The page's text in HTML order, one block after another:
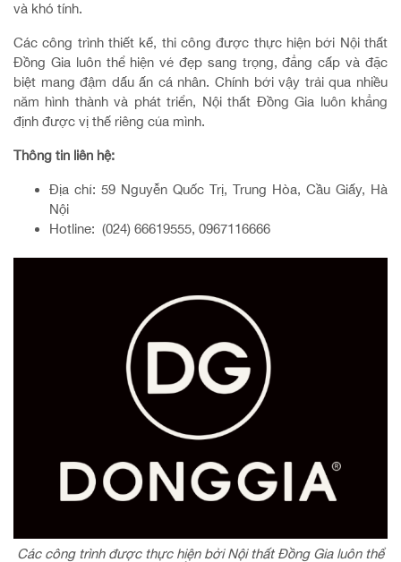
và khó tính.
Các công trình thiết kế, thi công được thực hiện bởi Nội thất
Đồng Gia luôn thể hiện vẻ đẹp sang trọng, đẳng cấp và đặc
biệt mang đậm dấu ấn cá nhân. Chính bởi vậy trải qua nhiều
năm hình thành và phát triển, Nội thất Đồng Gia luôn khẳng
định được vị thế riêng của mình.
Thông tin liên hệ:
Địa chỉ: 59 Nguyễn Quốc Trị, Trung Hòa, Cầu Giấy, Hà
Nội
Hotline: (024) 66619555, 0967116666
Các công trình được thực hiện bởi Nội thất Đồng Gia luôn thể